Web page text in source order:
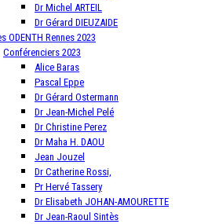
Dr Michel ARTEIL
Dr Gérard DIEUZAIDE
ODENTH Rennes 2023
Conférenciers 2023
Alice Baras
Pascal Eppe
Dr Gérard Ostermann
Dr Jean-Michel Pelé
Dr Christine Perez
Dr Maha H. DAOU
Jean Jouzel
Dr Catherine Rossi,
Pr Hervé Tassery
Dr Elisabeth JOHAN-AMOURETTE
Dr Jean-Raoul Sintès